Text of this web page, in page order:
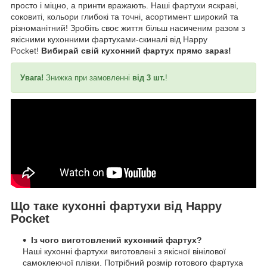
просто і міцно, а принти вражають. Наші фартухи яскраві,
соковиті, кольори глибокі та точні, асортимент широкий та
різноманітний! Зробіть своє життя більш насиченим разом з
якісними кухонними фартухами-скиналі від Happy
Pocket! Вибирай свій кухонний фартух прямо зараз!
Увага! Знижка при замовленні від 3 шт.!
Що таке кухонні фартухи від Happy
Pocket
Із чого виготовлений кухонний фартух?
Наші кухонні фартухи виготовлені з якісної вінілової
самоклеючої плівки. Потрібний розмір готового фартуха